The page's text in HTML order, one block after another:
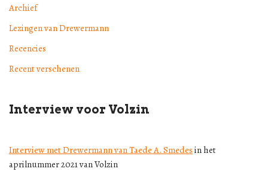
Archief
Lezingen van Drewermann
Recencies
Recent verschenen
Interview voor Volzin
Interview met Drewermann van Taede A. Smedes in het
aprilnummer 2021 van Volzin